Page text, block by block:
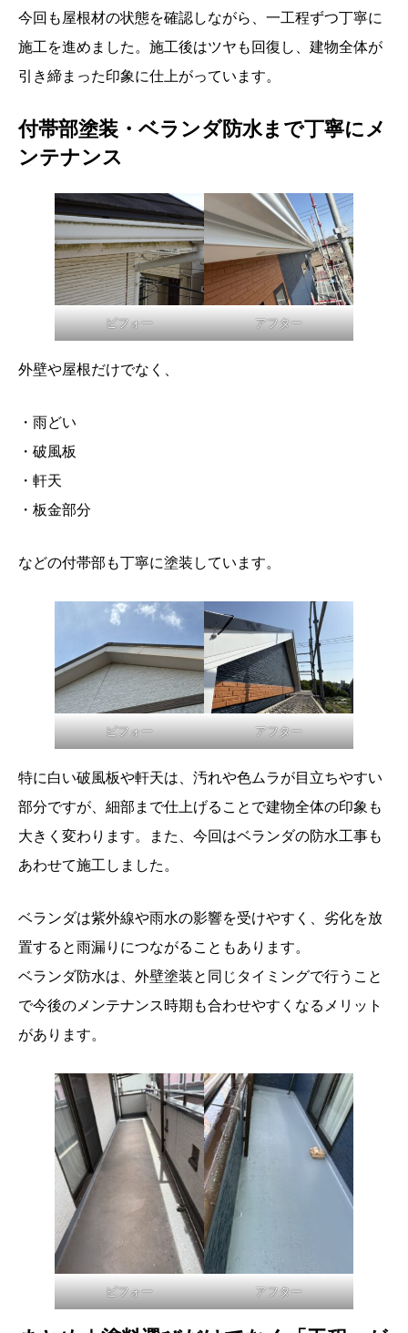
今回も屋根材の状態を確認しながら、一工程ずつ丁寧に
施工を進めました。施工後はツヤも回復し、建物全体が
引き締まった印象に仕上がっています。
付帯部塗装・ベランダ防水まで丁寧にメ
ンテナンス
ビフォー アフター
外壁や屋根だけでなく、
・雨どい
・破風板
・軒天
・板金部分
などの付帯部も丁寧に塗装しています。
ビフォー アフター
特に白い破風板や軒天は、汚れや色ムラが目立ちやすい
部分ですが、細部まで仕上げることで建物全体の印象も
大きく変わります。また、今回はベランダの防水工事も
あわせて施工しました。
ベランダは紫外線や雨水の影響を受けやすく、劣化を放
置すると雨漏りにつながることもあります。
ベランダ防水は、外壁塗装と同じタイミングで行うこと
で今後のメンテナンス時期も合わせやすくなるメリット
があります。
ビフォー アフター